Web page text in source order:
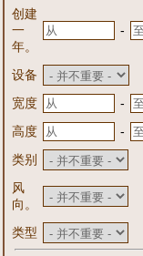
创建
一
年。
-
设备
宽度
-
高度
-
类别
风
向。
类型